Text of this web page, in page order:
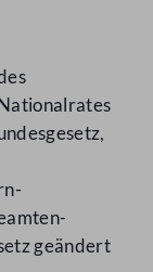
geändert